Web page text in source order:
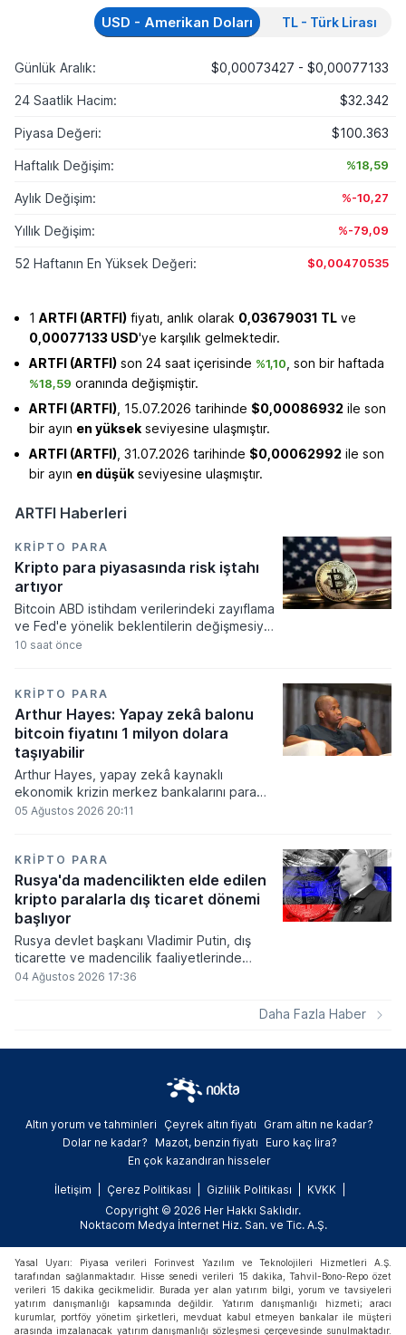
USD - Amerikan Doları TL - Türk Lirası
Günlük Aralık: $0,00073427 - $0,00077133
24 Saatlik Hacim: $32.342
Piyasa Değeri: $100.363
Haftalık Değişim: %18,59
Aylık Değişim: %-10,27
Yıllık Değişim: %-79,09
52 Haftanın En Yüksek Değeri: $0,00470535
1 ARTFI (ARTFI) fiyatı, anlık olarak 0,03679031 TL ve
0,00077133 USD'ye karşılık gelmektedir.
ARTFI (ARTFI) son 24 saat içerisinde %1,10 , son bir haftada
%18,59 oranında değişmiştir.
ARTFI (ARTFI) , 15.07.2026 tarihinde $0,00086932 ile son
bir ayın en yüksek seviyesine ulaşmıştır.
ARTFI (ARTFI) , 31.07.2026 tarihinde $0,00062992 ile son
bir ayın en düşük seviyesine ulaşmıştır.
ARTFI Haberleri
KRIPTO PARA
Kripto para piyasasında risk iştahı
artıyor
Bitcoin ABD istihdam verilerindeki zayıflama
ve Fed'e yönelik beklentilerin değişmesiyle
haftayı yükselişle kapattı. Kripto para
açıklanacak enflasyon rakamlarına ve
küresel gelişmelere çevrildi.
10 saat önce
KRIPTO PARA
Arthur Hayes: Yapay zekâ balonu
bitcoin fiyatını 1 milyon dolara
taşıyabilir
Arthur Hayes, yapay zekâ kaynaklı
ekonomik krizin merkez bankalarını para
basmaya zorlayacağını ve bu durumun
kayıplarının tetikleyeceği kredi krizinin
küresel likidite artışına yol açacağını belirtti
ve bitcoinin bu süreçte en hızlı tepki veren
varlık olacağı vurguladı.
05 Ağustos 2026 20:11
KRIPTO PARA
Rusya'da madencilikten elde edilen
kripto paralarla dış ticaret dönemi
başlıyor
Rusya devlet başkanı Vladimir Putin, dış
ticarette ve madencilik faaliyetlerinde
kripto varlıkların kullanımına onay veren
04 Ağustos 2026 17:36
Daha Fazla Haber
Altın yorum ve tahminleri Çeyrek altın fiyatı
Gram altın ne kadar?
Dolar ne kadar?
Mazot, benzin fiyatı
Euro kaç lira?
En çok kazandıran hisseler
İletişim Çerez Politikası Gizlilik Politikası
KVKK
Copyright © 2026 Her Hakkı Saklıdır.
Noktacom Medya İnternet Hiz. San. ve Tic. A.Ş.
Yasal Uyarı: Piyasa verileri Forinvest Yazılım ve Teknolojileri Hizmetleri A.Ş.
tarafından sağlanmaktadır. Hisse senedi verileri 15 dakika, Tahvil-Bono-Repo özet
verileri 15 dakika gecikmelidir. Burada yer alan yatırım bilgi, yorum ve tavsiyeleri
yatırım danışmanlığı kapsamında değildir. Yatırım danışmanlığı hizmeti; aracı
kurumlar, portföy yönetim şirketleri, mevduat kabul etmeyen bankalar ile müşteri
arasında imzalanacak yatırım danışmanlığı sözleşmesi çerçevesinde sunulmaktadır.